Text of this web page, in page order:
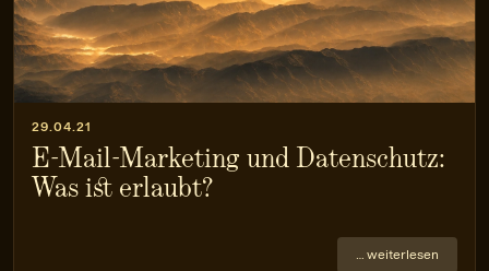
29.04.21
E-Mail-Marketing und Datenschutz:
Was ist erlaubt?
… weiterlesen